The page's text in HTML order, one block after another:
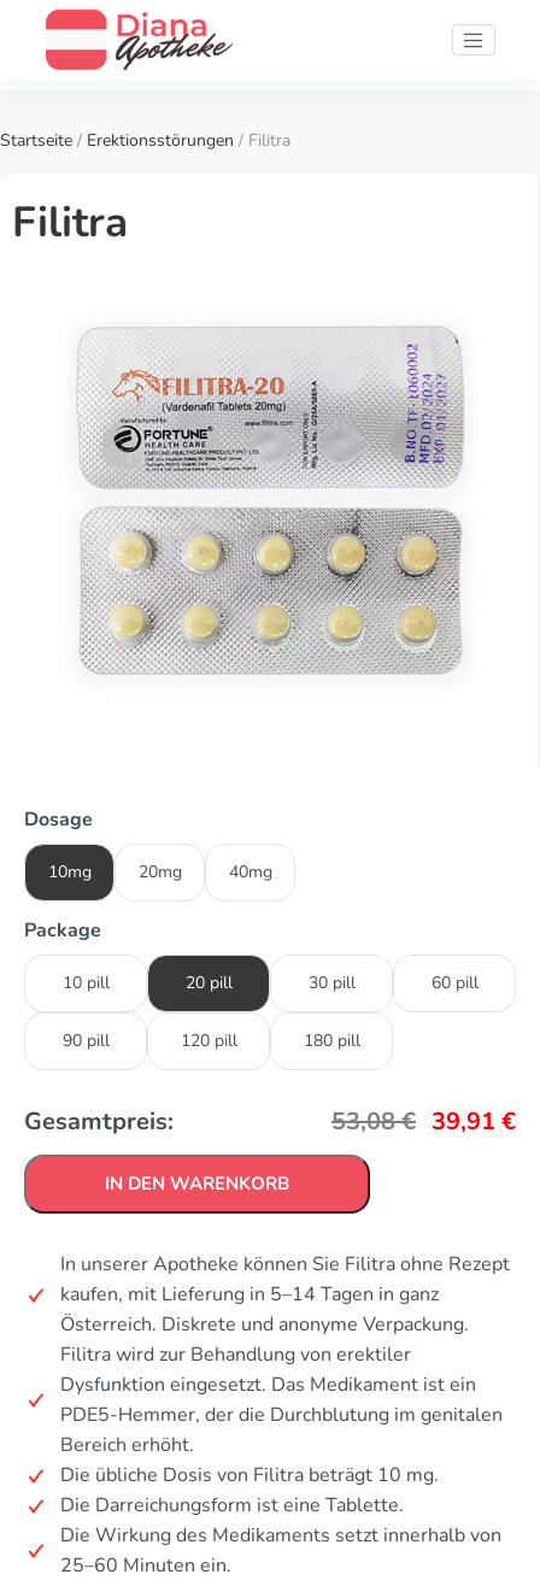
Startseite / Erektionsstörungen / Filitra
Filitra
Dosage
10mg 20mg 40mg
Package
10 pill 20 pill 30 pill 60 pill
90 pill 120 pill 180 pill
Gesamtpreis: 53,08€ 39,91 €
IN DEN WARENKORB
In unserer Apotheke können Sie Filitra ohne Rezept
kaufen, mit Lieferung in 5–14 Tagen in ganz
Österreich. Diskrete und anonyme Verpackung.
Filitra wird zur Behandlung von erektiler
Dysfunktion eingesetzt. Das Medikament ist ein
PDE5-Hemmer, der die Durchblutung im genitalen
Bereich erhöht.
Die übliche Dosis von Filitra beträgt 10 mg.
Die Darreichungsform ist eine Tablette.
Die Wirkung des Medikaments setzt innerhalb von
25–60 Minuten ein.